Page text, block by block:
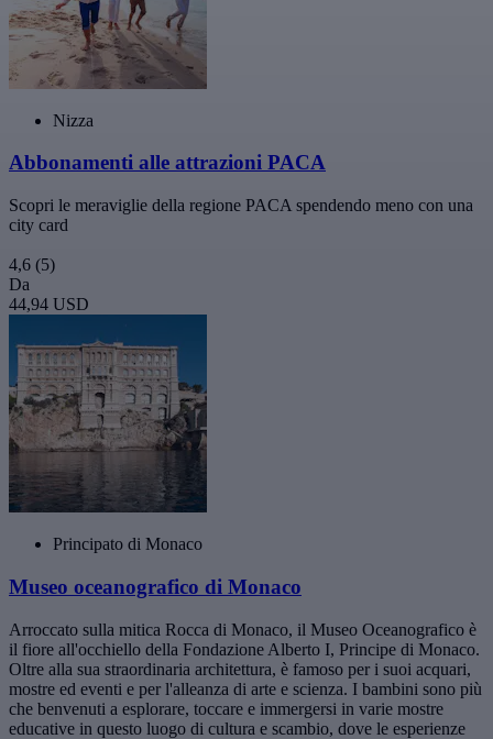
Nizza
Abbonamenti alle attrazioni PACA
Scopri le meraviglie della regione PACA spendendo meno con una
city card
4,6 (5)
Da
44,94 USD
Principato di Monaco
Museo oceanografico di Monaco
Arroccato sulla mitica Rocca di Monaco, il Museo Oceanografico è
il fiore all'occhiello della Fondazione Alberto I, Principe di Monaco.
Oltre alla sua straordinaria architettura, è famoso per i suoi acquari,
mostre ed eventi e per l'alleanza di arte e scienza. I bambini sono più
che benvenuti a esplorare, toccare e immergersi in varie mostre
educative in questo luogo di cultura e scambio, dove le esperienze